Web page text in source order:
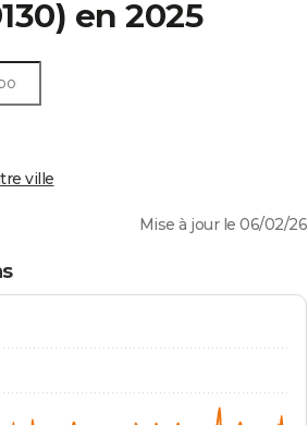
en 2025
ville
Mise à jour le 06/02/26